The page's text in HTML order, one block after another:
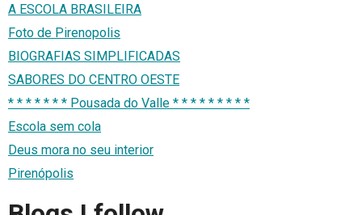
A ESCOLA BRASILEIRA
Foto de Pirenopolis
BIOGRAFIAS SIMPLIFICADAS
SABORES DO CENTRO OESTE
* * * * * * * Pousada do Valle * * * * * * * * *
Escola sem cola
Deus mora no seu interior
Pirenópolis